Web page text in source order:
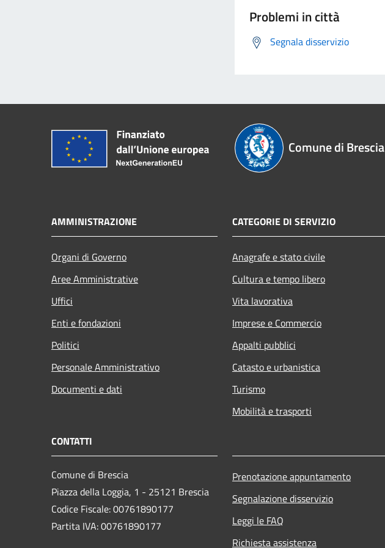
Problemi in città
Segnala disservizio
Comune di Brescia
AMMINISTRAZIONE
Organi di Governo
Aree Amministrative
Uffici
Enti e fondazioni
Politici
Personale Amministrativo
Documenti e dati
CATEGORIE DI SERVIZIO
Anagrafe e stato civile
Cultura e tempo libero
Vita lavorativa
Imprese e Commercio
Appalti pubblici
Catasto e urbanistica
Turismo
Mobilità e trasporti
CONTATTI
Comune di Brescia
Piazza della Loggia, 1 - 25121 Brescia
Codice Fiscale: 00761890177
Partita IVA: 00761890177
Prenotazione appuntamento
Segnalazione disservizio
Leggi le FAQ
Richiesta assistenza